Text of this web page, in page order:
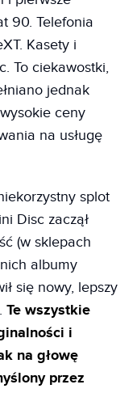
90. Telefonia
Kasety i
To ciekawostki,
jednak
ceny
na usługę
splot
Disc zaczął
(w sklepach
albumy
się nowy, lepszy
Te wszystkie
i
na głowę
przez